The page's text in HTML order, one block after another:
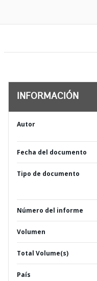
INFORMACIÓN
Autor
Fecha del documento
Tipo de documento
Número del informe
Volumen
Total Volume(s)
País